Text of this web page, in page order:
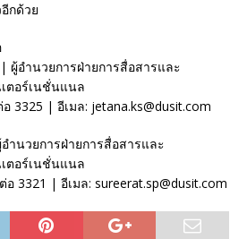
กด้วย
ผู้อำนวยการฝ่ายการสื่อสารและ
ตอร์เนชั่นแนล
3325 | อีเมล: jetana.ks@dusit.com
ำนวยการฝ่ายการสื่อสารและ
ตอร์เนชั่นแนล
อ 3321 | อีเมล: sureerat.sp@dusit.com